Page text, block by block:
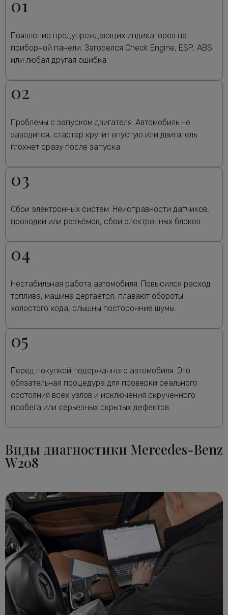
01
Появление предупреждающих индикаторов на
приборной панели. Загорелся Check Engine, ESP, ABS
или любая другая ошибка.
02
Проблемы с запуском двигателя. Автомобиль не
заводится, стартер крутит впустую или двигатель
глохнет сразу после запуска.
03
Сбои электронных систем. Неисправности датчиков,
проводки или разъёмов, сбои электронных блоков.
04
Нестабильная работа автомобиля. Повысился расход
топлива, машина дергается, плавают обороты
холостого хода, слышны посторонние шумы.
05
Перед покупкой подержанного автомобиля. Это
обязательная процедура для проверки реального
состояния всех узлов и исключения скрученного
пробега или серьезных скрытых дефектов.
Виды диагностики Mercedes-Benz
W208